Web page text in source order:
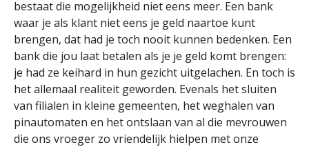
bestaat die mogelijkheid niet eens meer. Een bank
waar je als klant niet eens je geld naartoe kunt
brengen, dat had je toch nooit kunnen bedenken. Een
bank die jou laat betalen als je je geld komt brengen:
je had ze keihard in hun gezicht uitgelachen. En toch is
het allemaal realiteit geworden. Evenals het sluiten
van filialen in kleine gemeenten, het weghalen van
pinautomaten en het ontslaan van al die mevrouwen
die ons vroeger zo vriendelijk hielpen met onze